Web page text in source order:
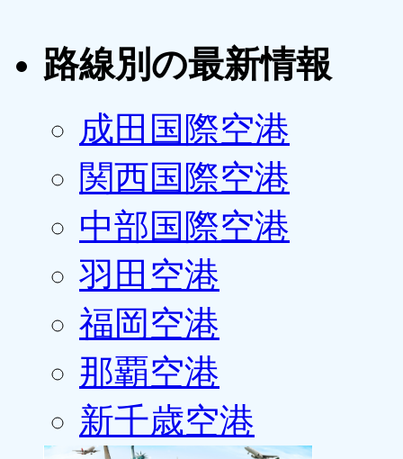
路線別の最新情報
成田国際空港
関西国際空港
中部国際空港
羽田空港
福岡空港
那覇空港
新千歳空港